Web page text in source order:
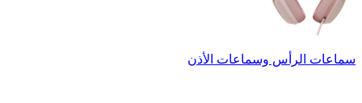
سماعات الرأس وسماعات الأذن